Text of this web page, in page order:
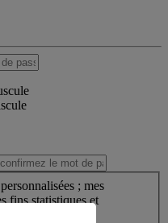
; mes
fins statistiques et